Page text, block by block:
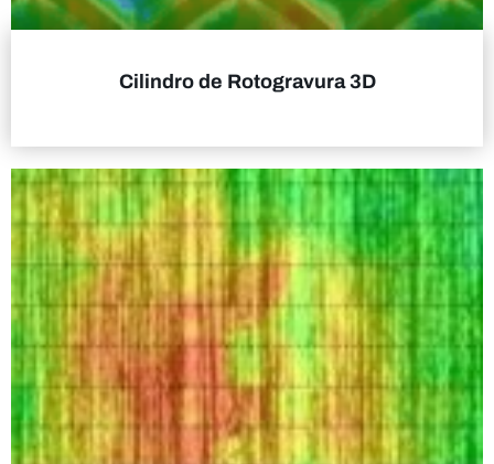
Cilindro de Rotogravura 3D